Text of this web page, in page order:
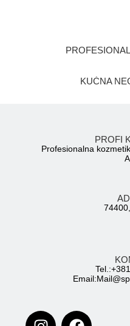
KUĆNA
PROFI
Profesionalna
Email: